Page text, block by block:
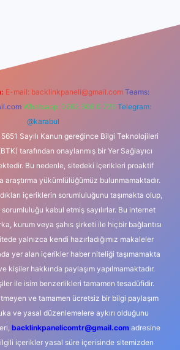
E-mail: backlinkpaneli@gmail.com Teams:
Whatsapp: 0262 606 0 726 Telegram:
@karabul
Sayılı Kanun gereğince Bilgi Teknolojileri
tarafından onaylanmış bir Yer Sağlayıcı
Bu nedenle, sitedeki içerikleri proaktif
araştırma yükümlülüğümüz bulunmamaktadır.
içeriklerin sorumluluğunu taşımakta olup,
kabul etmiş sayılırlar. Bu internet
kurum veya şahıs şirketi ile hiçbir bağlantısı
yalnızca kendi hazırladığımız makaleler
yer alan içerikler haber niteliği taşımamakta
kişiler hakkında paylaşım yapılmamaktadır.
ile isim benzerlikleri tamamen tesadüfidir.
ve tamamen ücretsiz bir bilgi paylaşım
ve yasal düzenlemelere aykırı olduğunu
backlinkpanelicomtr@gmail.comadresine
içerikler yasal süre içerisinde sitemizden